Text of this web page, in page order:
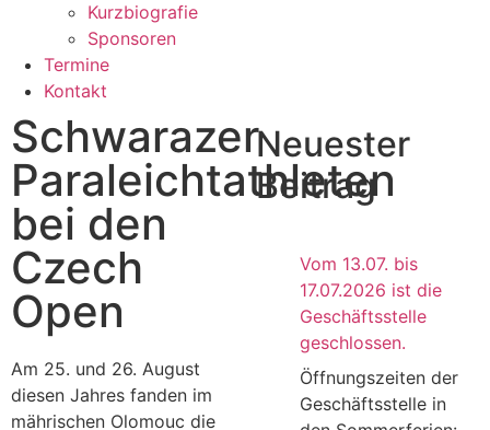
Kurzbiografie
Sponsoren
Termine
Kontakt
Schwarazer
Paraleichtathleten
bei den
Czech
Open
Am 25. und 26. August
diesen Jahres fanden im
mährischen Olomouc die
Neuester
Beitrag
Vom 13.07. bis
17.07.2026 ist die
Geschäftsstelle
geschlossen.
Öffnungszeiten der
Geschäftsstelle in